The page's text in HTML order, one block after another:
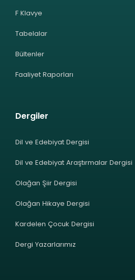
F Klavye
Tabelalar
Bültenler
Faaliyet Raporları
Dergiler
Dil ve Edebiyat Dergisi
Dil ve Edebiyat Araştırmalar Dergisi
Olağan Şiir Dergisi
Olağan Hikaye Dergisi
Kardelen Çocuk Dergisi
Dergi Yazarlarımız